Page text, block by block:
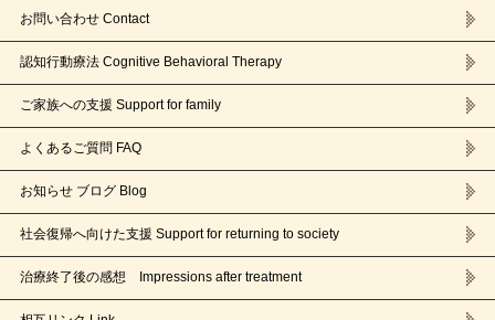
お問い合わせ Contact
認知行動療法 Cognitive Behavioral Therapy
ご家族への支援 Support for family
よくあるご質問 FAQ
お知らせ ブログ Blog
社会復帰へ向けた支援 Support for returning to society
治療終了後の感想 Impressions after treatment